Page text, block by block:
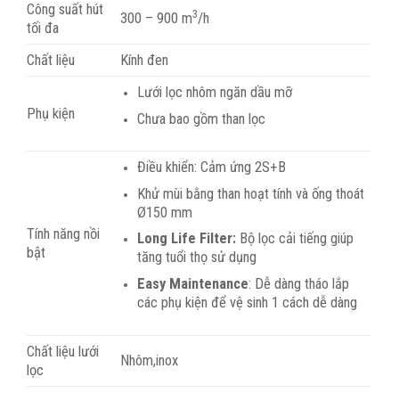
Công suất hút
tối đa
300 – 900 m3/h
Chất liệu Kính đen
Phụ kiện
Lưới lọc nhôm ngăn dầu mỡ
Chưa bao gồm than lọc
Tính năng nồi
bật
Điều khiển: Cảm ứng 2S+B
Khử mùi bằng than hoạt tính và ống thoát
Ø150 mm
Long Life Filter:Bộ lọc cải tiếng giúp
tăng tuổi thọ sử dụng
Easy Maintenance: Dễ dàng tháo lắp
các phụ kiện để vệ sinh 1 cách dễ dàng
Chất liệu lưới
lọc
Nhôm,inox